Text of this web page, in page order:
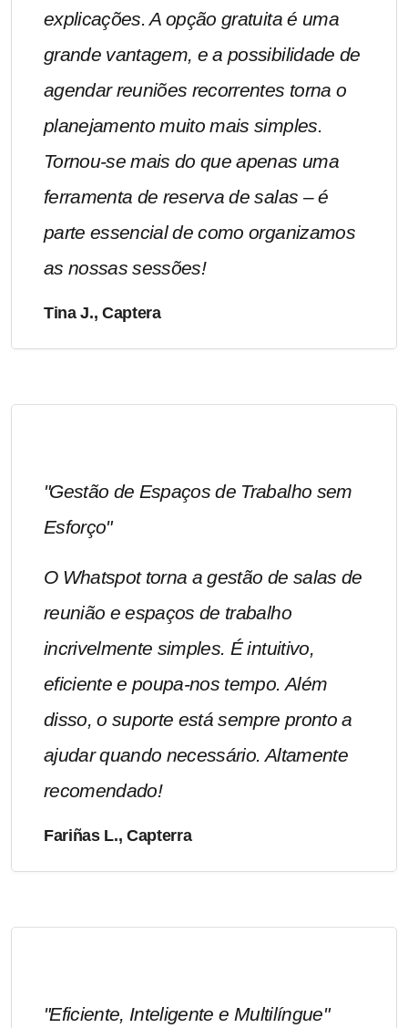
explicações. A opção gratuita é uma
grande vantagem, e a possibilidade de
agendar reuniões recorrentes torna o
planejamento muito mais simples.
Tornou-se mais do que apenas uma
ferramenta de reserva de salas – é
parte essencial de como organizamos
as nossas sessões!
Tina J., Captera
"Gestão de Espaços de Trabalho sem
Esforço"
O Whatspot torna a gestão de salas de
reunião e espaços de trabalho
incrivelmente simples. É intuitivo,
eficiente e poupa-nos tempo. Além
disso, o suporte está sempre pronto a
ajudar quando necessário. Altamente
recomendado!
Fariñas L., Capterra
"Eficiente, Inteligente e Multilíngue"